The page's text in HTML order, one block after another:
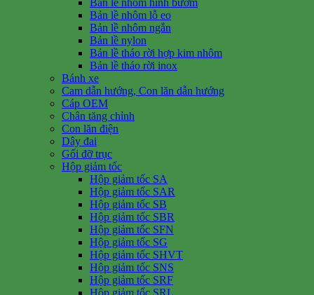
Bản lề nhôm lỗ eo
Bản lề nhôm ngắn
Bản lề nylon
Bản lề tháo rời hợp kim nhôm
Bản lề tháo rời inox
Bánh xe
Cam dẫn hướng, Con lăn dẫn hướng
Cáp OEM
Chân tăng chỉnh
Con lăn điện
Dây đai
Gối đỡ trục
Hộp giảm tốc
Hộp giảm tốc SA
Hộp giảm tốc SAR
Hộp giảm tốc SB
Hộp giảm tốc SBR
Hộp giảm tốc SFN
Hộp giảm tốc SG
Hộp giảm tốc SHVT
Hộp giảm tốc SNS
Hộp giảm tốc SRF
Hộp giảm tốc SRL